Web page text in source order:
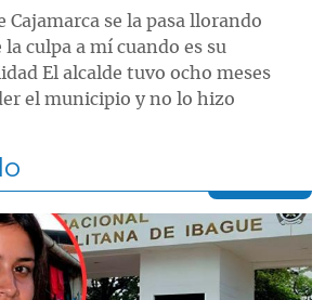
Cajamarca se la pasa llorando
culpa a mí cuando es su
El alcalde tuvo ocho meses
el municipio y no lo hizo
principal